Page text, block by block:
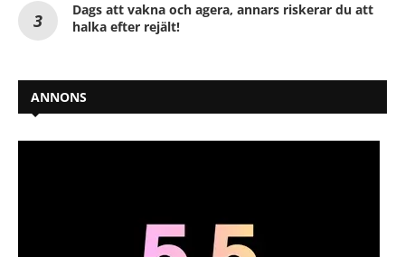
Dags att vakna och agera, annars riskerar du att
halka efter rejält!
ANNONS